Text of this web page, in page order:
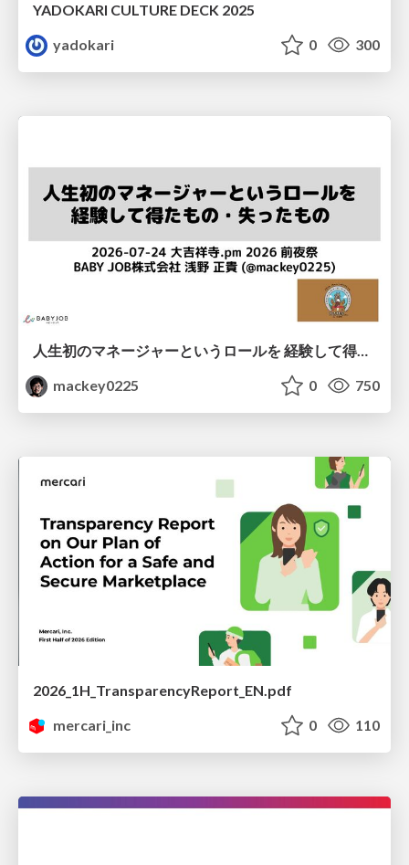
YADOKARI CULTURE DECK 2025
yadokari
0 300
人生初のマネージャーというロールを 経験して得たもの・失ったもの / Reflections on My First Manager Role
mackey0225
0 750
2026_1H_TransparencyReport_EN.pdf
mercari_inc
0 110